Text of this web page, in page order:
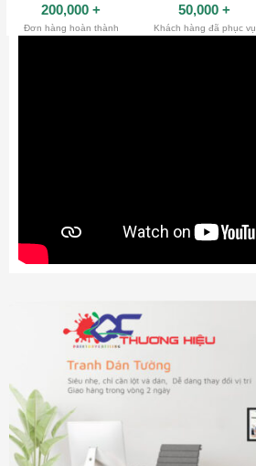
200,000 +
Đơn hàng hoàn thành
50,000 +
Khách hàng đã phục vụ